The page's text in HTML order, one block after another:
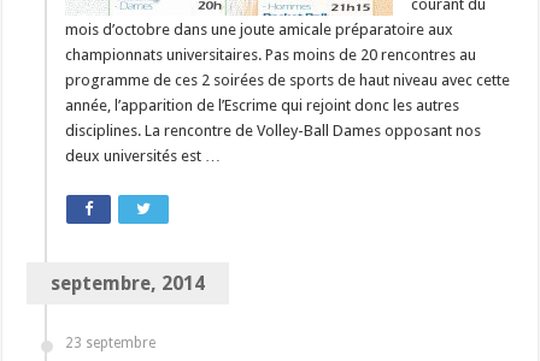
courant du
mois d’octobre dans une joute amicale préparatoire aux
championnats universitaires. Pas moins de 20 rencontres au
programme de ces 2 soirées de sports de haut niveau avec cette
année, l’apparition de l’Escrime qui rejoint donc les autres
disciplines. La rencontre de Volley-Ball Dames opposant nos
deux universités est …
septembre, 2014
23 septembre